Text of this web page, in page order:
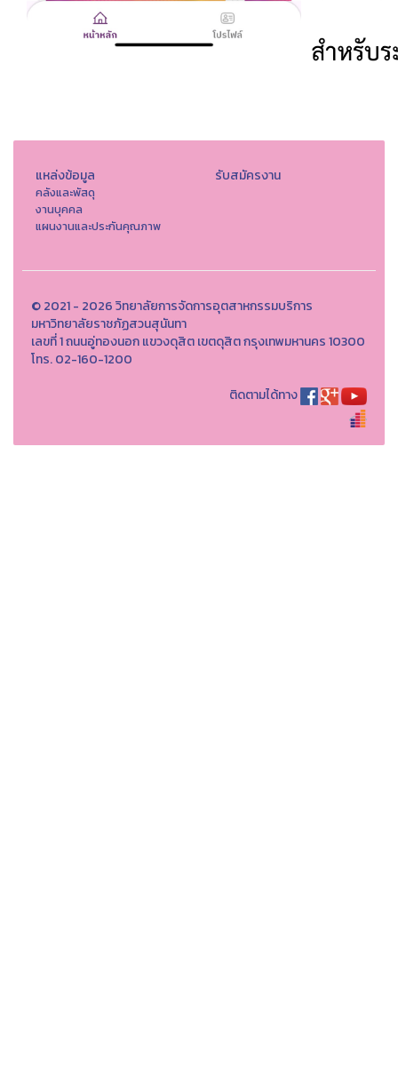
แหล่งข้อมูล
คลังและพัสดุ
งานบุคคล
แผนงานและประกันคุณภาพ
รับสมัครงาน
© 2021 - 2026 วิทยาลัยการจัดการอุตสาหกรรมบริการ
มหาวิทยาลัยราชภัฏสวนสุนันทา
เลขที่ 1 ถนนอู่ทองนอก แขวงดุสิต เขตดุสิต กรุงเทพมหานคร 10300
โทร. 02-160-1200
ติดตามได้ทาง